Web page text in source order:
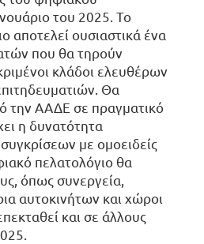
του 2025. Το
αποτελεί ουσιαστικά ένα
που θα τηρούν
κλάδοι ελευθέρων
Θα
την ΑΑΔΕ σε πραγματικό
η δυνατότητα
με ομοειδείς
πελατολόγιο θα
όπως συνεργεία,
αυτοκινήτων και χώροι
και σε άλλους